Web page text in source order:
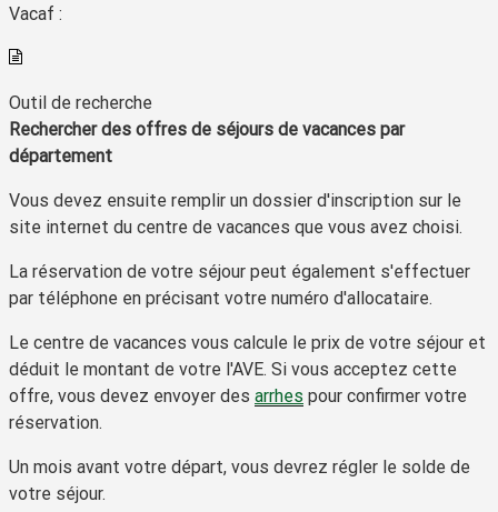
Vacaf :
Outil de recherche
Rechercher des offres de séjours de vacances par
département
Vous devez ensuite remplir un dossier d'inscription sur le
site internet du centre de vacances que vous avez choisi.
La réservation de votre séjour peut également s'effectuer
par téléphone en précisant votre numéro d'allocataire.
Le centre de vacances vous calcule le prix de votre séjour et
déduit le montant de votre l'AVE. Si vous acceptez cette
offre, vous devez envoyer des arrhes pour confirmer votre
réservation.
Un mois avant votre départ, vous devrez régler le solde de
votre séjour.